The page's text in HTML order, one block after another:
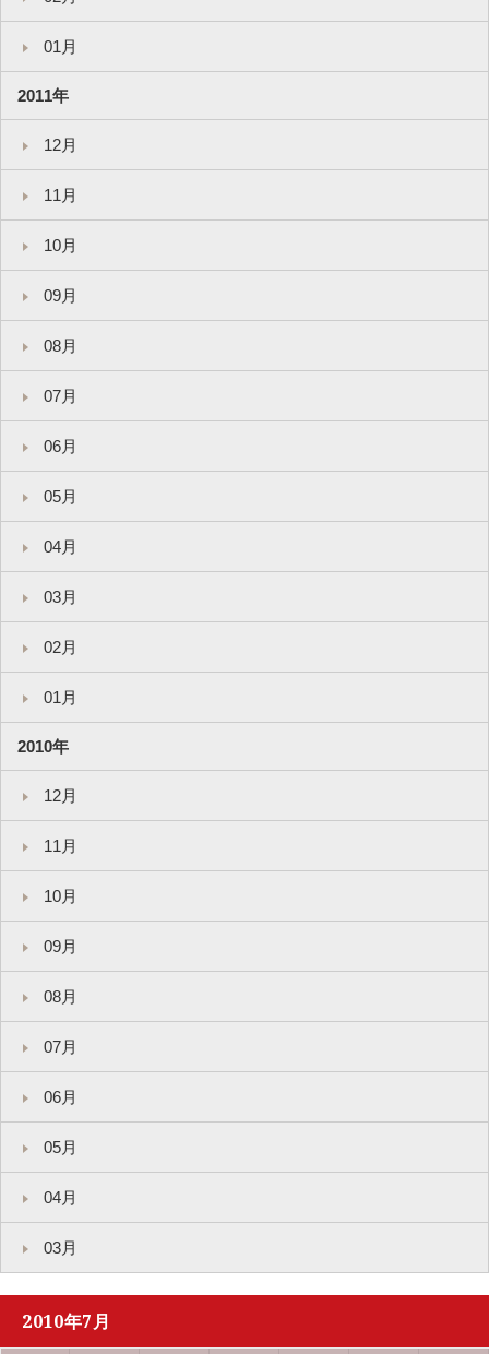
01月
2011年
12月
11月
10月
09月
08月
07月
06月
05月
04月
03月
02月
01月
2010年
12月
11月
10月
09月
08月
07月
06月
05月
04月
03月
2010年7月